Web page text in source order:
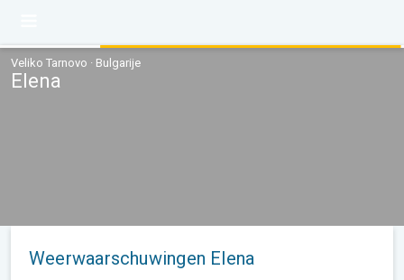
Veliko Tarnovo · Bulgarije
Elena
Weerwaarschuwingen Elena